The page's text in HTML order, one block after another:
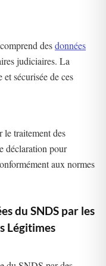
desdonnées
judiciaires. La
sécurisée de ces
le traitement des
déclaration pour
aux normes
du SNDS par les
Légitimes